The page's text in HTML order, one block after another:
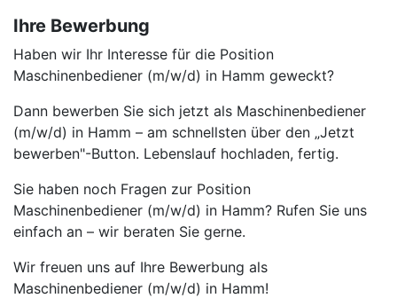
Ihre Bewerbung
Haben wir Ihr Interesse für die Position
Maschinenbediener (m/w/d) in Hamm geweckt?
Dann bewerben Sie sich jetzt als Maschinenbediener
(m/w/d) in Hamm – am schnellsten über den „Jetzt
bewerben"-Button. Lebenslauf hochladen, fertig.
Sie haben noch Fragen zur Position
Maschinenbediener (m/w/d) in Hamm? Rufen Sie uns
einfach an – wir beraten Sie gerne.
Wir freuen uns auf Ihre Bewerbung als
Maschinenbediener (m/w/d) in Hamm!